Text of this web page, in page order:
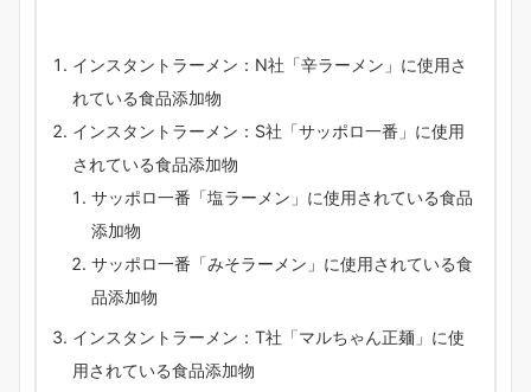
インスタントラーメン：N社「辛ラーメン」に使用さ
れている食品添加物
インスタントラーメン：S社「サッポロ一番」に使用
されている食品添加物
サッポロ一番「塩ラーメン」に使用されている食品
添加物
サッポロ一番「みそラーメン」に使用されている食
品添加物
インスタントラーメン：T社「マルちゃん正麺」に使
用されている食品添加物